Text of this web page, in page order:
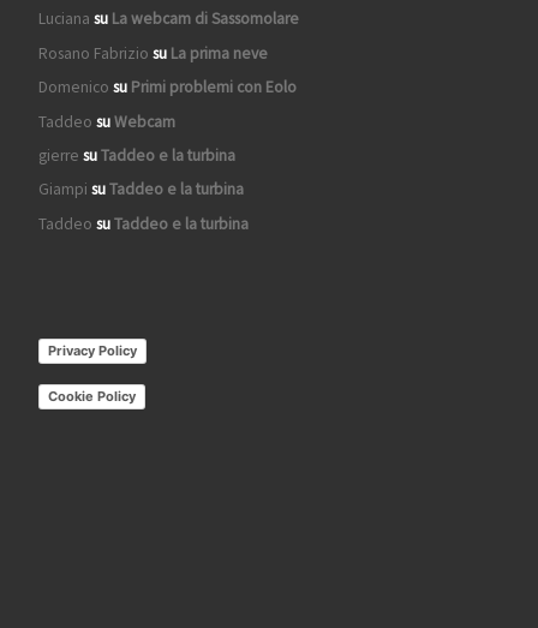
Luciana su La webcam di Sassomolare
Rosano Fabrizio su La prima neve
Domenico su Primi problemi con Eolo
Taddeo suWebcam
gierre suTaddeo e la turbina
Giampi suTaddeo e la turbina
Taddeo suTaddeo e la turbina
Privacy Policy
Cookie Policy